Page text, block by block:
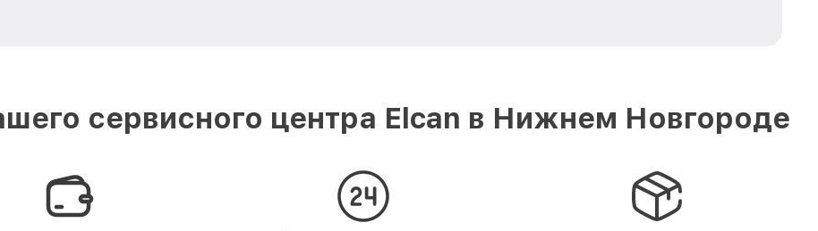
сервисного центра Elcan в Нижнем Новгороде